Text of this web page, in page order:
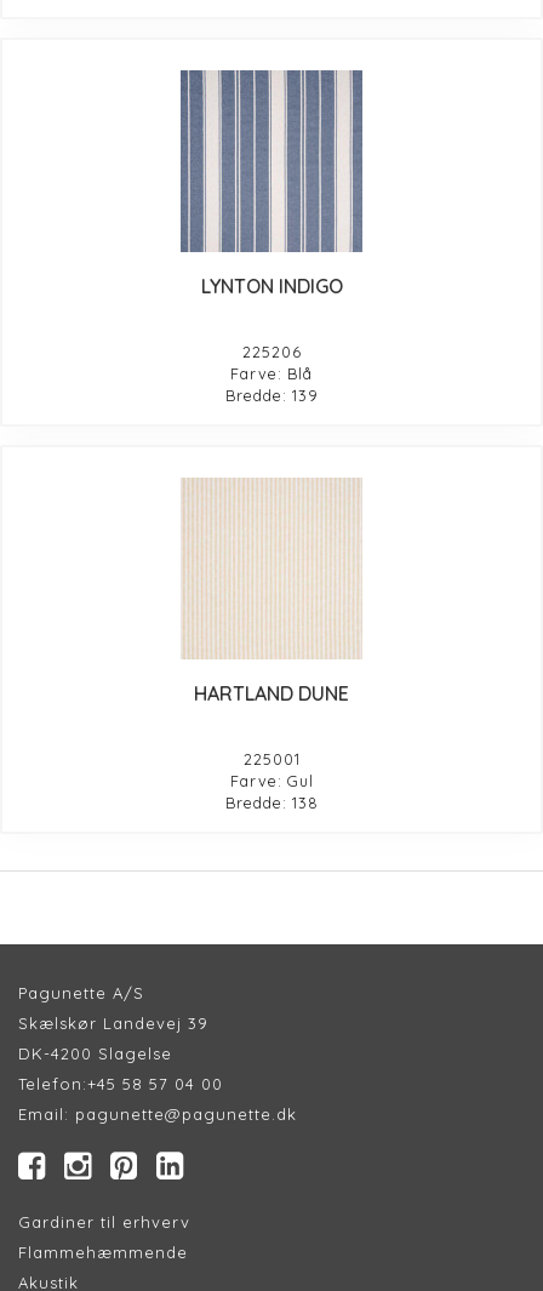
LYNTON INDIGO
225206
Farve: Blå
Bredde: 139
HARTLAND DUNE
225001
Farve: Gul
Bredde: 138
Pagunette A/S
Skælskør Landevej 39
DK-4200 Slagelse
Telefon:+45 58 57 04 00
Email: pagunette@pagunette.dk
Gardiner til erhverv
Flammehæmmende
Akustik